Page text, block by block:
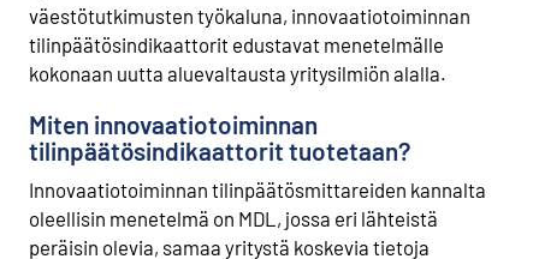
väestötutkimusten työkaluna, innovaatiotoiminnan
tilinpäätösindikaattorit edustavat menetelmälle
kokonaan uutta aluevaltausta yritysilmiön alalla.
Miten innovaatiotoiminnan
tilinpäätösindikaattorit tuotetaan?
Innovaatiotoiminnan tilinpäätösmittareiden kannalta
oleellisin menetelmä on MDL, jossa eri lähteistä
peräisin olevia, samaa yritystä koskevia tietoja